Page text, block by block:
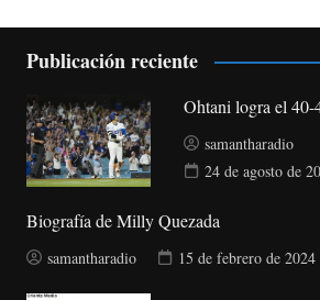
Publicación reciente
Ohtani logra el 40-
samantharadio
24 de agosto de
Biografía de Milly Quezada
samantharadio 15 de febrero de 2024